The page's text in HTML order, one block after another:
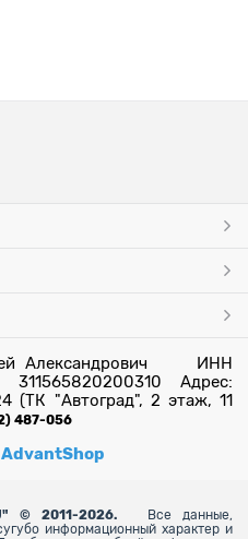
Александрович ИНН
Адрес:
(ТК "Автоград", 2 этаж, 11
487-056
AdvantShop
© 2011-2026.
Все данные,
информационный характер и